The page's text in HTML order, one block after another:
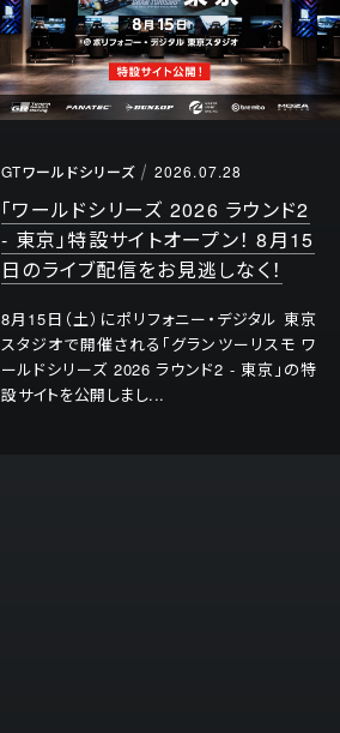
GTワールドシリーズ 2026.07.28
「ワールドシリーズ 2026 ラウンド2
- 東京」特設サイトオープン！ 8月15
日のライブ配信をお見逃しなく！
8月15日（土）にポリフォニー・デジタル 東京
スタジオで開催される「グランツーリスモ ワ
ールドシリーズ 2026 ラウンド2 - 東京」の特
設サイトを公開しまし...